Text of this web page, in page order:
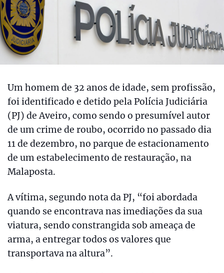
Um homem de 32 anos de idade, sem profissão,
foi identificado e detido pela Polícia Judiciária
(PJ) de Aveiro, como sendo o presumível autor
de um crime de roubo, ocorrido no passado dia
11 de dezembro, no parque de estacionamento
de um estabelecimento de restauração, na
Malaposta.
A vítima, segundo nota da PJ, “foi abordada
quando se encontrava nas imediações da sua
viatura, sendo constrangida sob ameaça de
arma, a entregar todos os valores que
transportava na altura”.